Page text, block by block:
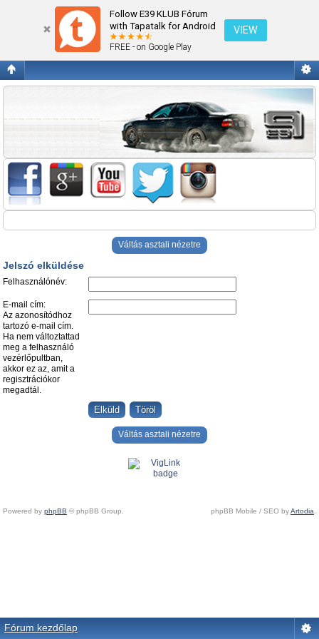
Follow E39 KLUB Fórum
with Tapatalk for Android
FREE - on Google Play
VIEW
Jelszó elküldése
Váltás asztali nézetre
Jelszó elküldése
Felhasználónév:
E-mail cím:
Az azonosítódhoz
tartozó e-mail cím.
Ha nem változtattad
meg a felhasználó
vezérlőpultban,
akkor ez az, amit a
regisztrációkor
megadtál.
Váltás asztali nézetre
Powered by phpBB © phpBB Group. phpBB Mobile / SEO byArtodia.
Fórum kezdőlap